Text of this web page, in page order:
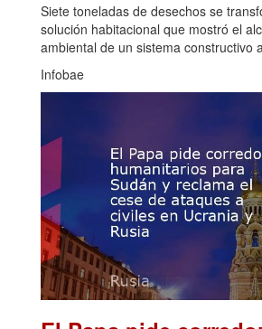
Siete toneladas de desechos se
solución habitacional que mostró el
ambiental de un sistema constructivo
Infobae